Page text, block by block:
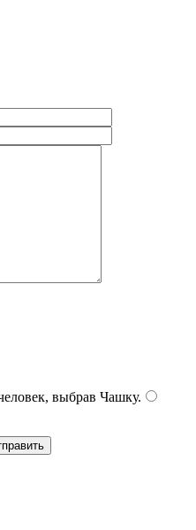
выбрав Чашку.